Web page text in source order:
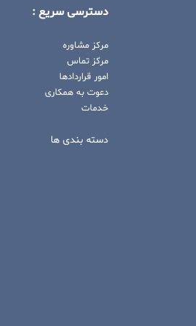
دسترسی سریع :
مرکز مشاوره
مرکز تماس
امور قراردادها
دعوت به همکاری
خدمات
دسته بندی ها